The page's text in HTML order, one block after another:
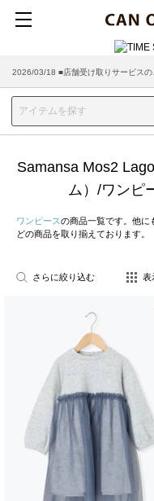
2026/03/18 ■店舗受け取りサービスの
Samansa Mos2
ム）/ワンピ
ワンピースの商品一覧です。他に
どの商品を取り揃えております。
さらに絞り込む 表